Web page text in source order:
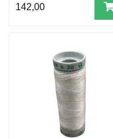
142,00